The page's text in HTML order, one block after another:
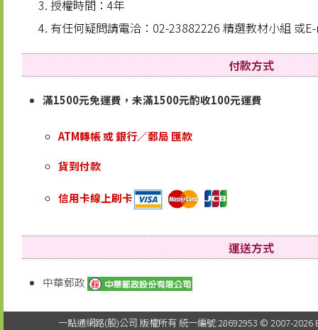
授權時間：4年
有任何疑問請電洽：02-23882226 精選教材小組 或
付款方式
滿1500元免運費，未滿1500元酌收100元運費
ATM轉帳 或 銀行／郵局 匯款
貨到付款
信用卡線上刷卡
運送方式
中華郵政
一點通網路(股)公司 版權所有 統一編號:28692953 © 2007-2026